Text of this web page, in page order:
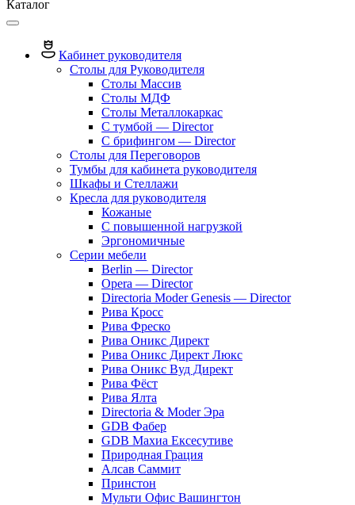
Каталог
Кабинет руководителя
Столы для Руководителя
Столы Массив
Столы МДФ
Столы Металлокаркас
С тумбой — Director
C брифингом — Director
Столы для Переговоров
Тумбы для кабинета руководителя
Шкафы и Стеллажи
Кресла для руководителя
Кожаные
С повышенной нагрузкой
Эргономичные
Серии мебели
Berlin — Director
Opera — Director
Directoria Moder Genesis — Director
Рива Кросс
Рива Фреско
Рива Оникс Директ
Рива Оникс Директ Люкс
Рива Оникс Вуд Директ
Рива Фёст
Рива Ялта
Directoria & Moder Эра
GDB Фабер
GDB Махиа Ексесутиве
Природная Грация
Алсав Саммит
Принстон
Мульти Офис Вашингтон